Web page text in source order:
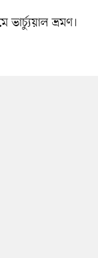
ভার্চ্যুয়াল ভ্রমণ।